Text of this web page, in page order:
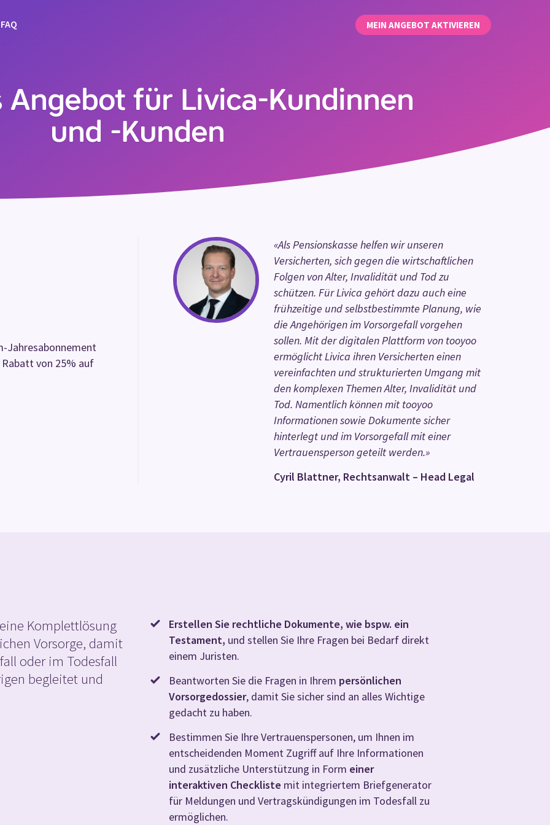
FAQ MEIN ANGEBOT AKTIVIEREN
Angebot für Livica-Kundinnen
und -Kunden
Jahresabonnement
von 25% auf
«Als Pensionskasse helfen wir unseren
Versicherten, sich gegen die wirtschaftlichen
Folgen von Alter, Invalidität und Tod zu
schützen. Für Livica gehört dazu auch eine
frühzeitige und selbstbestimmte Planung, wie
die Angehörigen im Vorsorgefall vorgehen
sollen. Mit der digitalen Plattform von tooyoo
ermöglicht Livica ihren Versicherten einen
vereinfachten und strukturierten Umgang mit
den komplexen Themen Alter, Invalidität und
Tod. Namentlich können mit tooyoo
Informationen sowie Dokumente sicher
hinterlegt und im Vorsorgefall mit einer
Vertrauensperson geteilt werden.»
Cyril Blattner, Rechtsanwalt – Head Legal
Komplettlösung
Vorsorge, damit
oder im Todesfall
begleitet und
Erstellen Sie rechtliche Dokumente, wie bspw. ein
Testament, und stellen Sie Ihre Fragen bei Bedarf direkt
einem Juristen.
Beantworten Sie die Fragen in Ihrem persönlichen
Vorsorgedossier, damit Sie sicher sind an alles Wichtige
gedacht zu haben.
Bestimmen Sie Ihre Vertrauenspersonen, um Ihnen im
entscheidenden Moment Zugriff auf Ihre Informationen
und zusätzliche Unterstützung in Form einer
interaktiven Checkliste mit integriertem Briefgenerator
für Meldungen und Vertragskündigungen im Todesfall zu
ermöglichen.